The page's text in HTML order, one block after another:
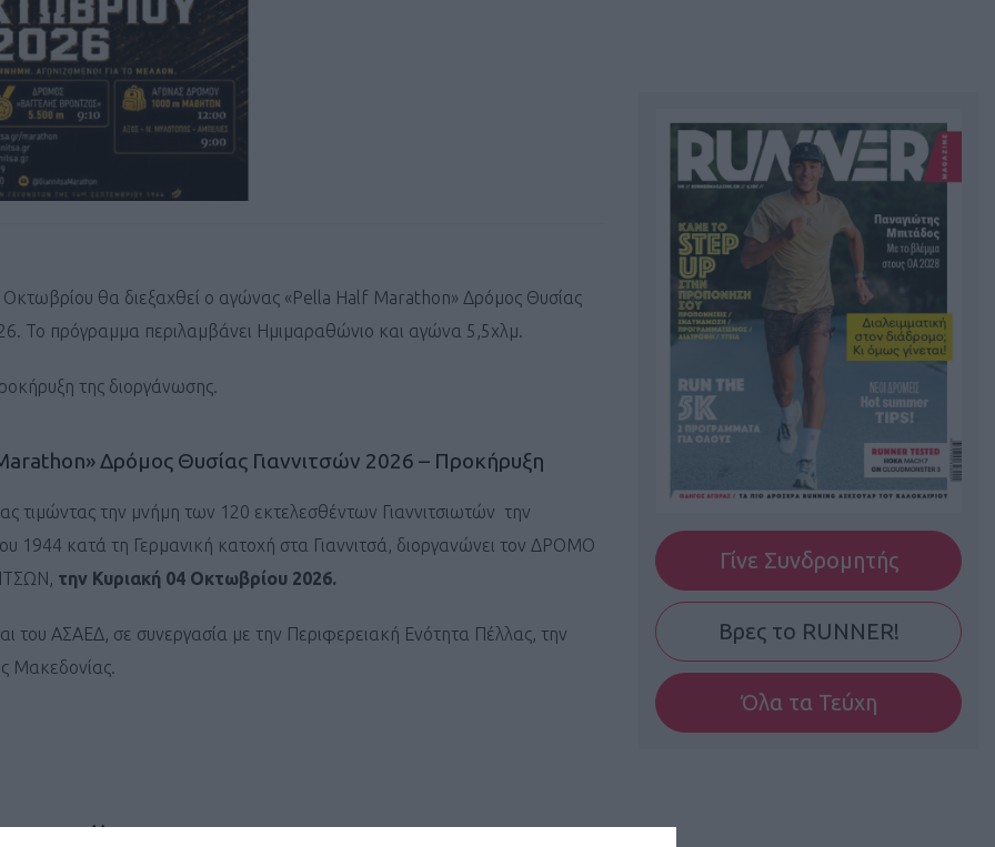
Οκτωβρίου θα διεξαχθεί ο αγώνας «Pella Half Marathon» Δρόμος Θυσίας
Το πρόγραμμα περιλαμβάνει Ημιμαραθώνιο και αγώνα 5,5χλμ.
της διοργάνωσης.
Δρόμος Θυσίας Γιαννιτσών 2026 – Προκήρυξη
τιμώντας την μνήμη των 120 εκτελεσθέντων Γιαννιτσιωτών την
1944 κατά τη Γερμανική κατοχή στα Γιαννιτσά, διοργανώνει τον ΔΡΟΜΟ
την Κυριακή 04 Οκτωβρίου 2026.
του ΑΣΑΕΔ, σε συνεργασία με την Περιφερειακή Ενότητα Πέλλας, την
Μακεδονίας.
΄΄
Γίνε Συνδρομητής
Βρες το RUNNER!
Όλα τα Τεύχη